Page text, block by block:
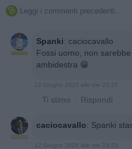
 Leggi i commenti precedenti...
Spanki: caciocavallo
Fossi uomo, non
ambidestra 😁
12 Giugno 2025 alle ore 23:23
· Ti stimo · Rispondi
caciocavallo: Spanki
12 Giugno 2025 alle ore 23:25